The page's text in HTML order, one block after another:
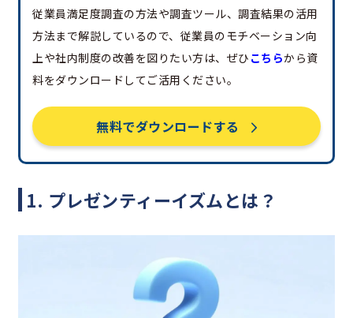
従業員満足度調査の方法や調査ツール、調査結果の活用
方法まで解説しているので、従業員のモチベーション向
上や社内制度の改善を図りたい方は、ぜひ こちらから資
料をダウンロードしてご活用ください。
無料でダウンロードする
1. プレゼンティーイズムとは？